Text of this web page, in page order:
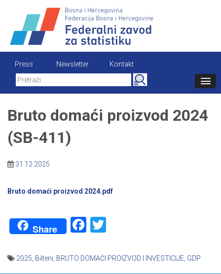
content
Press Newsletter
Kontakt
Search
for:
Bruto domaći proizvod 2024
(SB-411)
31.12.2025
Bruto domaći proizvod 2024.pdf
Share Facebook
2025 Bilteni BRUTO DOMAĆI PROIZVOD I INVESTICIJE GDP